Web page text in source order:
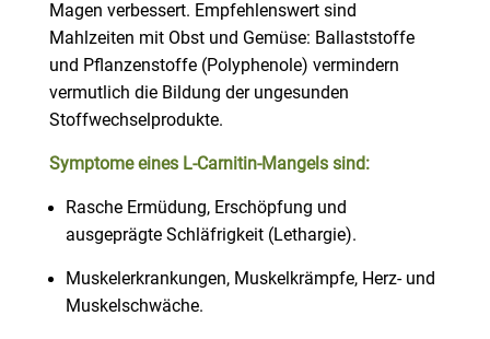
Magen verbessert. Empfehlenswert sind
Mahlzeiten mit Obst und Gemüse: Ballaststoffe
und Pflanzenstoffe (Polyphenole) vermindern
vermutlich die Bildung der ungesunden
Stoffwechselprodukte.
Symptome eines L-Carnitin-Mangels sind:
Rasche Ermüdung, Erschöpfung und
ausgeprägte Schläfrigkeit (Lethargie).
Muskelerkrankungen, Muskelkrämpfe, Herz- und
Muskelschwäche.